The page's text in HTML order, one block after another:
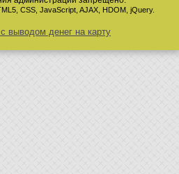
CSS, JavaScript, AJAX, HDOM, jQuery.
выводом денег на карту